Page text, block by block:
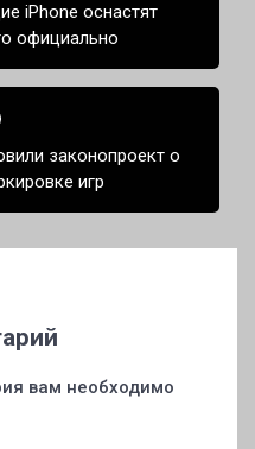
iPhone оснастят
официально
законопроект о
игр
вам необходимо